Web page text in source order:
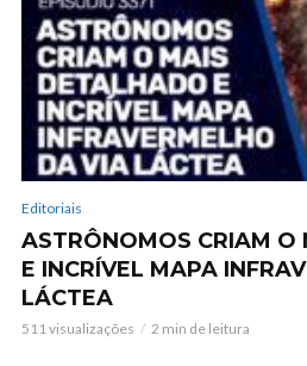
Editoriais
ASTRÔNOMOS CRIAM O
E INCRÍVEL MAPA
LÁCTEA
511 visualizações 2 min de leitura